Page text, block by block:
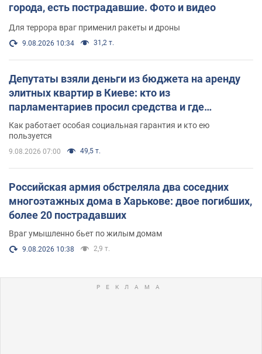
города, есть пострадавшие. Фото и видео
Для террора враг применил ракеты и дроны
9.08.2026 10:34 31,2 т.
Депутаты взяли деньги из бюджета на аренду
элитных квартир в Киеве: кто из
парламентариев просил средства и где
поселился
Как работает особая социальная гарантия и кто ею
пользуется
9.08.2026 07:00 49,5 т.
Российская армия обстреляла два соседних
многоэтажных дома в Харькове: двое погибших,
более 20 пострадавших
Враг умышленно бьет по жилым домам
9.08.2026 10:38 2,9 т.